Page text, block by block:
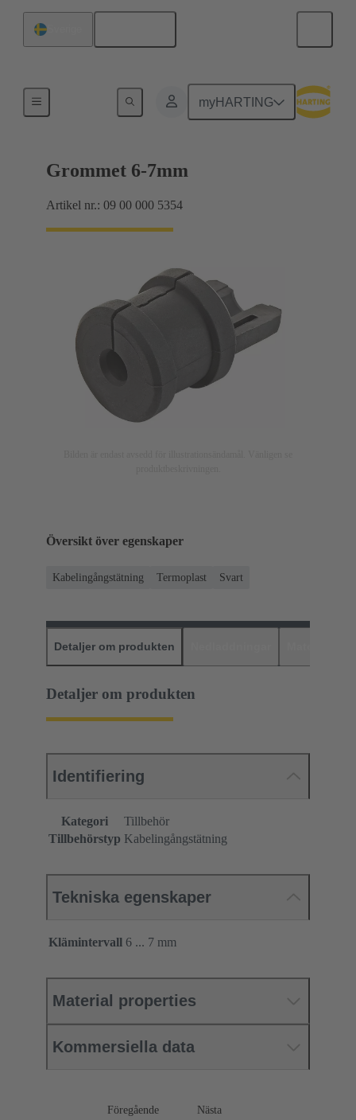
myHARTING
Grommet 6-7mm
Artikel nr.: 09 00 000 5354
Översikt över egenskaper
Kabelingångstätning Termoplast Svart
Detaljer om produkten
Detaljer om produkten
Identifiering
Kategori
Tillbehör
Tillbehörstyp Kabelingångstätning
Tekniska egenskaper
Klämintervall 6 ... 7 mm
Material properties
Kommersiella data
Föregående Nästa